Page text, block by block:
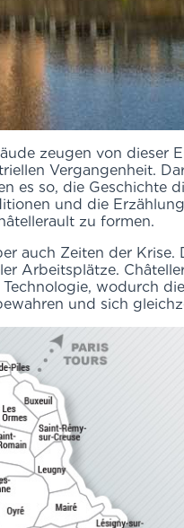
zeugen von dieser
Vergangenheit.
so, die Geschichte
und die
zu formen.
auch Zeiten der
Arbeitsplätze.
wodurch
und sich